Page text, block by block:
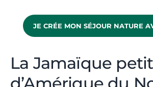
JE CRÉE MON SÉJOUR NATURE
La Jamaïque